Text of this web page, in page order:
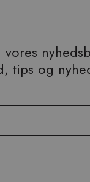
tips og